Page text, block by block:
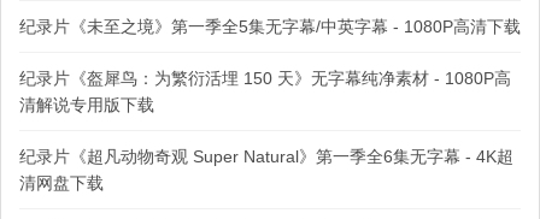
纪录片《未至之境》第一季全5集无字幕/中英字幕 - 1080P高清下载
纪录片《盔犀鸟：为繁衍活埋 150 天》无字幕纯净素材 - 1080P高
清解说专用版下载
纪录片《超凡动物奇观 Super Natural》第一季全6集无字幕 - 4K超
清网盘下载